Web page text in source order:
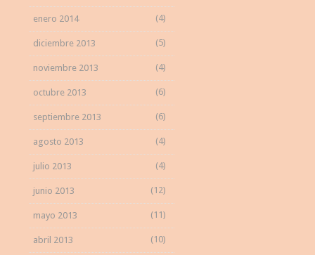
enero 2014 (4)
diciembre 2013 (5)
noviembre 2013 (4)
octubre 2013 (6)
septiembre 2013 (6)
agosto 2013 (4)
julio 2013 (4)
junio 2013 (12)
mayo 2013 (11)
abril 2013 (10)